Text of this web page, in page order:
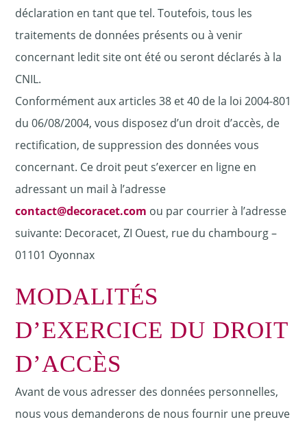
déclaration en tant que tel. Toutefois, tous les
traitements de données présents ou à venir
concernant ledit site ont été ou seront déclarés à la
CNIL.
Conformément aux articles 38 et 40 de la loi 2004-801
du 06/08/2004, vous disposez d’un droit d’accès, de
rectification, de suppression des données vous
concernant. Ce droit peut s’exercer en ligne en
adressant un mail à l’adresse
contact@decoracet.com ou par courrier à l’adresse
suivante: Decoracet, ZI Ouest, rue du chambourg –
01101 Oyonnax
MODALITÉS
D’EXERCICE DU DROIT
D’ACCÈS
Avant de vous adresser des données personnelles,
nous vous demanderons de nous fournir une preuve